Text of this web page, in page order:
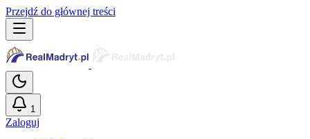
Przejdź do głównej treści
1
Zaloguj